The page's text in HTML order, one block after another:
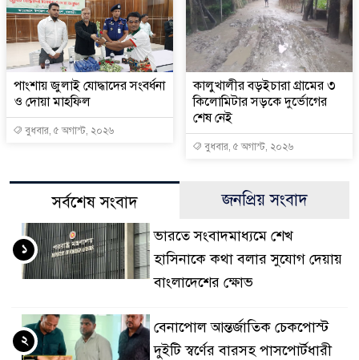
পাংশায় জুলাই যোদ্ধাদের সংবর্ধনা
ও দোয়া মাহফিল
বুধবার, ৫ অগাস্ট, ২০২৬
কালুখালীর বড়ইচারা গ্রামের ৩
কিলোমিটার সড়কে দুর্ভোগের
শেষ নেই
বুধবার, ৫ অগাস্ট, ২০২৬
সর্বশেষ সংবাদ জনপ্রিয় সংবাদ
ভারতে সংবাদমাধ্যমে শেখ
হাসিনাকে কথা বলার সুযোগ দেয়ায়
বাংলাদেশের ক্ষোভ
১
বেনাপোল আন্তর্জাতিক চেকপোস্ট
দুইটি স্বর্ণের বারসহ পাসপোর্টধারী
২